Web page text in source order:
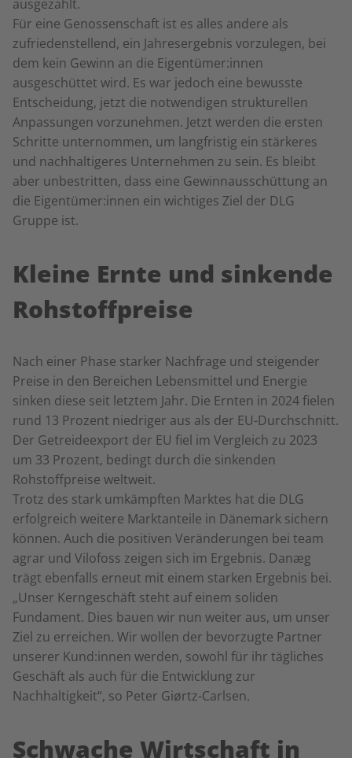
ausgezahlt.
Für eine Genossenschaft ist es alles andere als
zufriedenstellend, ein Jahresergebnis vorzulegen, bei
dem kein Gewinn an die Eigentümer:innen
ausgeschüttet wird. Es war jedoch eine bewusste
Entscheidung, jetzt die notwendigen strukturellen
Anpassungen vorzunehmen. Jetzt werden die ersten
Schritte unternommen, um langfristig ein stärkeres
und nachhaltigeres Unternehmen zu sein. Es bleibt
aber unbestritten, dass eine Gewinnausschüttung an
die Eigentümer:innen ein wichtiges Ziel der DLG
Gruppe ist.
Kleine Ernte und sinkende
Rohstoffpreise
Nach einer Phase starker Nachfrage und steigender
Preise in den Bereichen Lebensmittel und Energie
sinken diese seit letztem Jahr. Die Ernten in 2024 fielen
rund 13 Prozent niedriger aus als der EU-Durchschnitt.
Der Getreideexport der EU fiel im Vergleich zu 2023
um 33 Prozent, bedingt durch die sinkenden
Rohstoffpreise weltweit.
Trotz des stark umkämpften Marktes hat die DLG
erfolgreich weitere Marktanteile in Dänemark sichern
können. Auch die positiven Veränderungen bei team
agrar und Vilofoss zeigen sich im Ergebnis. Danæg
trägt ebenfalls erneut mit einem starken Ergebnis bei.
„Unser Kerngeschäft steht auf einem soliden
Fundament. Dies bauen wir nun weiter aus, um unser
Ziel zu erreichen. Wir wollen der bevorzugte Partner
unserer Kund:innen werden, sowohl für ihr tägliches
Geschäft als auch für die Entwicklung zur
Nachhaltigkeit“, so Peter Giørtz-Carlsen.
Schwache Wirtschaft in